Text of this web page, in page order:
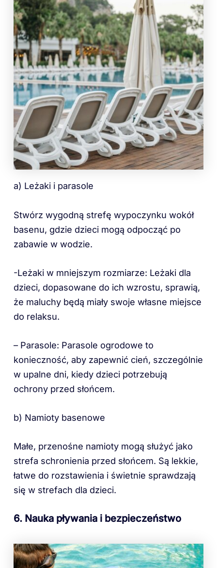
a) Leżaki i parasole
Stwórz wygodną strefę wypoczynku wokół
basenu, gdzie dzieci mogą odpocząć po
zabawie w wodzie.
-Leżaki w mniejszym rozmiarze: Leżaki dla
dzieci, dopasowane do ich wzrostu, sprawią,
że maluchy będą miały swoje własne miejsce
do relaksu.
– Parasole: Parasole ogrodowe to
konieczność, aby zapewnić cień, szczególnie
w upalne dni, kiedy dzieci potrzebują
ochrony przed słońcem.
b) Namioty basenowe
Małe, przenośne namioty mogą służyć jako
strefa schronienia przed słońcem. Są lekkie,
łatwe do rozstawienia i świetnie sprawdzają
się w strefach dla dzieci.
6. Nauka pływania i bezpieczeństwo